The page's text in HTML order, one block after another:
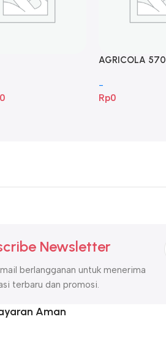
AGRICOLA 570
-
Rp0
Newsletter
berlangganan untuk menerima
terbaru dan promosi.
Aman